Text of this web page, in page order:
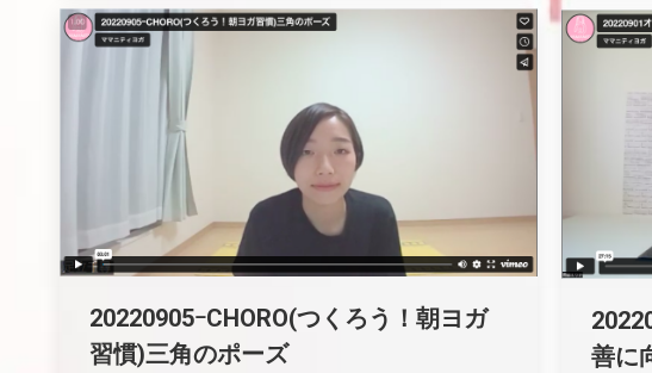
20220905ｰCHORO(つくろう！朝ヨガ
習慣)三角のポーズ
善に